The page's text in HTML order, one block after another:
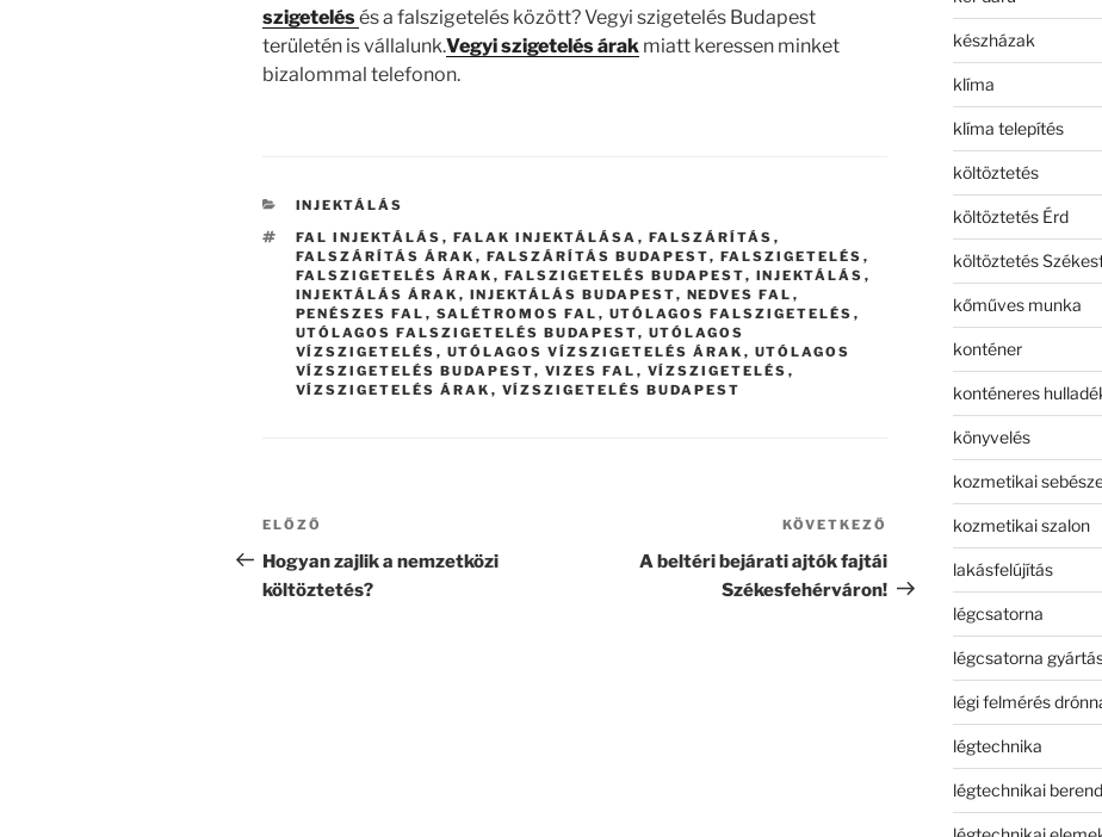
szigetelésés a falszigetelés között? Vegyi szigetelés Budapest
területén is vállalunk.Vegyi szigetelés árak miatt keressen minket
bizalommal telefonon.
KATEGÓRIÁK
INJEKTÁLÁS
CÍMKÉK
FAL INJEKTÁLÁS , FALAK INJEKTÁLÁSA , FALSZÁRÍTÁS ,
FALSZÁRÍTÁS ÁRAK , FALSZÁRÍTÁS BUDAPEST, FALSZIGETELÉS ,
FALSZIGETELÉS ÁRAK , FALSZIGETELÉS BUDAPEST, INJEKTÁLÁS ,
INJEKTÁLÁS ÁRAK , INJEKTÁLÁS BUDAPEST, NEDVES FAL ,
PENÉSZES FAL , SALÉTROMOS FAL , UTÓLAGOS FALSZIGETELÉS ,
UTÓLAGOS FALSZIGETELÉS BUDAPEST, UTÓLAGOS
VÍZSZIGETELÉS , UTÓLAGOS VÍZSZIGETELÉS ÁRAK , UTÓLAGOS
VÍZSZIGETELÉS BUDAPEST, VIZES FAL , VÍZSZIGETELÉS ,
VÍZSZIGETELÉS ÁRAK , VÍZSZIGETELÉS BUDAPEST
Bejegyzés
navigáció
Korábbi
bejegyzés
ELŐZŐ
Hogyan zajlik a nemzetközi
költöztetés?
Következő
bejegyzés
KÖVETKEZŐ
A beltéri bejárati ajtók fajtái
Székesfehérváron!
készházak
klíma
klíma telepítés
költöztetés
költöztetés Érd
költöztetés
kőműves munka
konténer
konténeres
könyvelés
kozmetikai
kozmetikai szalon
lakásfelújítás
légcsatorna
légcsatorna
légi felmérés
légtechnika
légtechnikai